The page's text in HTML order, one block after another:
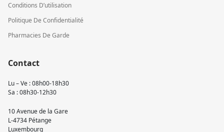
Conditions D’utilisation
Politique De Confidentialité
Pharmacies De Garde
Contact
Lu – Ve : 08h00-18h30
Sa : 08h30-12h30
10 Avenue de la Gare
L-4734 Pétange
Luxembourg